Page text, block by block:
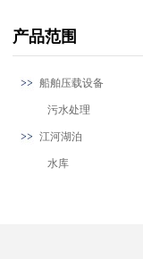
产品范围
船舶压载
污水处理
江河
水库